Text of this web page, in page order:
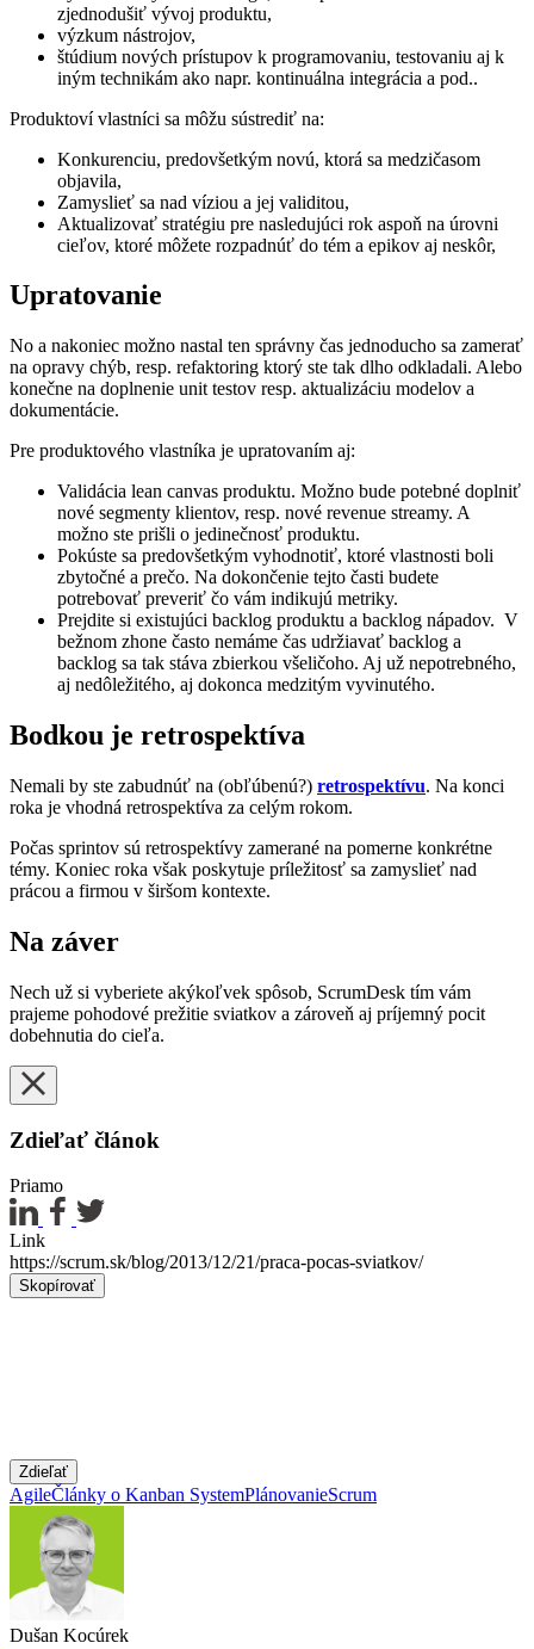
zjednodušiť vývoj produktu,
výzkum nástrojov,
štúdium nových prístupov k programovaniu, testovaniu aj k
iným technikám ako napr. kontinuálna integrácia a pod..
Produktoví vlastníci sa môžu sústrediť na:
Konkurenciu, predovšetkým novú, ktorá sa medzičasom
objavila,
Zamyslieť sa nad víziou a jej validitou,
Aktualizovať stratégiu pre nasledujúci rok aspoň na úrovni
cieľov, ktoré môžete rozpadnúť do tém a epikov aj neskôr,
Upratovanie
No a nakoniec možno nastal ten správny čas jednoducho sa zamerať
na opravy chýb, resp. refaktoring ktorý ste tak dlho odkladali. Alebo
konečne na doplnenie unit testov resp. aktualizáciu modelov a
dokumentácie.
Pre produktového vlastníka je upratovaním aj:
Validácia lean canvas produktu. Možno bude potebné doplniť
nové segmenty klientov, resp. nové revenue streamy. A
možno ste prišli o jedinečnosť produktu.
Pokúste sa predovšetkým vyhodnotiť, ktoré vlastnosti boli
zbytočné a prečo. Na dokončenie tejto časti budete
potrebovať preveriť čo vám indikujú metriky.
Prejdite si existujúci backlog produktu a backlog nápadov. V
bežnom zhone často nemáme čas udržiavať backlog a
backlog sa tak stáva zbierkou všeličoho. Aj už nepotrebného,
aj nedôležitého, aj dokonca medzitým vyvinutého.
Bodkou je retrospektíva
Nemali by ste zabudnúť na (obľúbenú?) retrospektívu. Na konci
roka je vhodná retrospektíva za celým rokom.
Počas sprintov sú retrospektívy zamerané na pomerne konkrétne
témy. Koniec roka však poskytuje príležitosť sa zamyslieť nad
prácou a firmou v širšom kontexte.
Na záver
Nech už si vyberiete akýkoľvek spôsob, ScrumDesk tím vám
prajeme pohodové prežitie sviatkov a zároveň aj príjemný pocit
dobehnutia do cieľa.
Zdieľať článok
Priamo
Link
https://scrum.sk/blog/2013/12/21/praca-pocas-sviatkov/
Skopírovať
Zdieľať
AgileČlánky o Kanban SystemPlánovanieScrum
Dušan Kocúrek